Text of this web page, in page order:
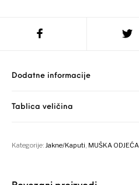
Dodatne informacije
Tablica veličina
Kategorije: Jakne/Kaputi MUŠKA ODJEĆA